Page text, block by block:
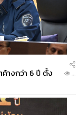
างกว่า 6 ปี ตั้ง
...